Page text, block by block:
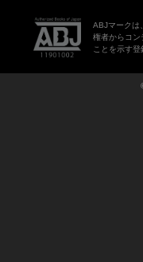
ABJマークは
権者からコン
ことを示す登